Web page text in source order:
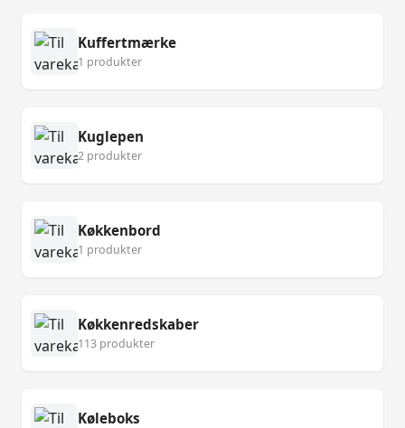
Kuffertmærke
1 produkter
Kuglepen
2 produkter
Køkkenbord
1 produkter
Køkkenredskaber
113 produkter
Køleboks